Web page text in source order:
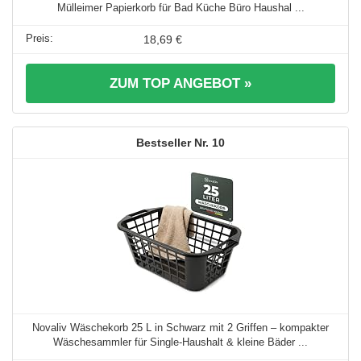
Mülleimer Papierkorb für Bad Küche Büro Haushal ...
18,69 €
ZUM TOP ANGEBOT »
10
Novaliv Wäschekorb 25 L in Schwarz mit 2 Griffen – kompakter
Wäschesammler für Single-Haushalt & kleine Bäder ...